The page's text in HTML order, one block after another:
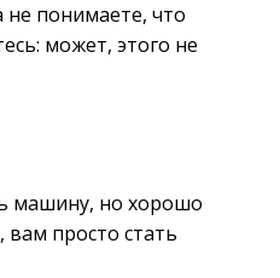
не понимаете, что
может, этого не
машину, но хорошо
вам просто стать